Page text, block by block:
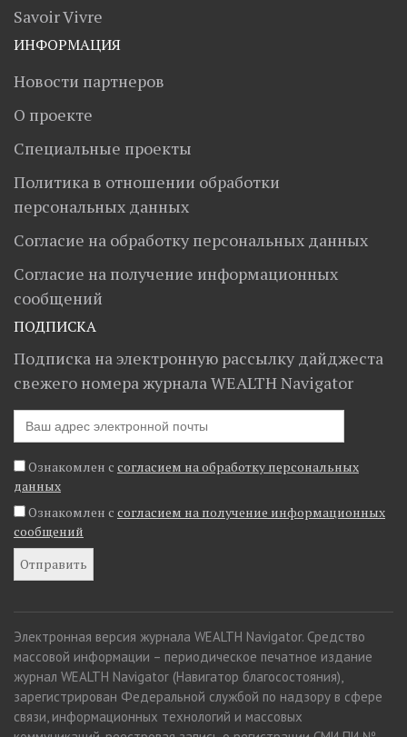
Savoir Vivre
ИНФОРМАЦИЯ
Новости партнеров
О проекте
Специальные проекты
Политика в отношении обработки
персональных данных
Согласие на обработку персональных данных
Согласие на получение информационных
сообщений
ПОДПИСКА
Подписка на электронную рассылку дайджеста
свежего номера журнала WEALTH Navigator
Ознакомлен с согласием на обработку персональных
данных
Ознакомлен с согласием на получение информационных
сообщений
Электронная версия журнала WEALTH Navigator. Средство
массовой информации – периодическое печатное издание
журнал WEALTH Navigator (Навигатор благосостояния),
зарегистрирован Федеральной службой по надзору в сфере
связи, информационных технологий и массовых